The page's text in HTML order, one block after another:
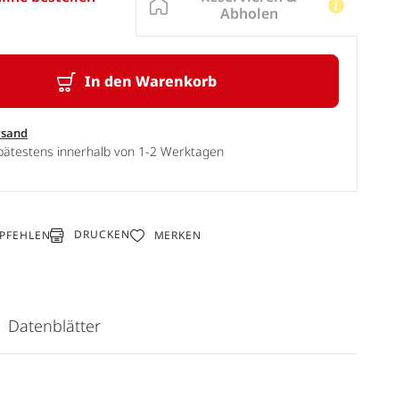
In den Warenkorb
innerhalb von 1-2 Werktagen
Abholen
DRUCKEN MERKEN
Datenblätter